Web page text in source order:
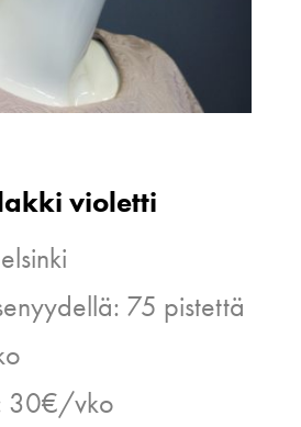
violetti
75 pistettä
30€/vko